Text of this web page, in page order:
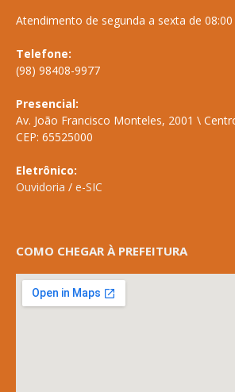
Atendimento de segunda a sexta de 08:00
Telefone:
(98) 98408-9977
Presencial:
Av. João Francisco Monteles, 2001 \
CEP: 65525000
Eletrônico:
Ouvidoria / e-SIC
COMO CHEGAR À PREFEITURA